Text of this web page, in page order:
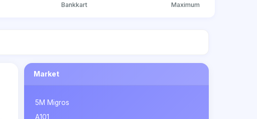
Bankkart Maximum
Market
5M Migros
A101